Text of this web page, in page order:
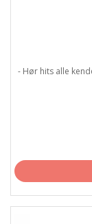
- Hør hits alle